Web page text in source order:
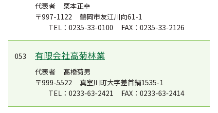
代表者
栗本正幸
〒997-1122
鶴岡市友江川向61-1
TEL：0235-33-0100
FAX：0235-33-2126
053 有限会社高菊林業
代表者
髙橋菊男
〒999-5522
真室川町大字差首鍋1535-1
TEL：0233-63-2421
FAX：0233-63-2414